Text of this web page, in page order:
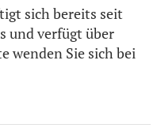
sich bereits seit
und verfügt über
wenden Sie sich bei